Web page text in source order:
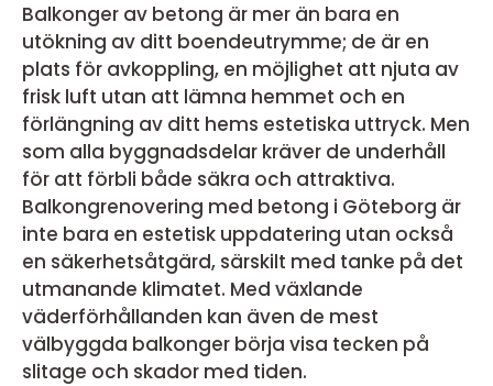
Balkonger av betong är mer än bara en
utökning av ditt boendeutrymme; de är en
plats för avkoppling, en möjlighet att njuta av
frisk luft utan att lämna hemmet och en
förlängning av ditt hems estetiska uttryck. Men
som alla byggnadsdelar kräver de underhåll
för att förbli både säkra och attraktiva.
Balkongrenovering med betong i Göteborg är
inte bara en estetisk uppdatering utan också
en säkerhetsåtgärd, särskilt med tanke på det
utmanande klimatet. Med växlande
väderförhållanden kan även de mest
välbyggda balkonger börja visa tecken på
slitage och skador med tiden.